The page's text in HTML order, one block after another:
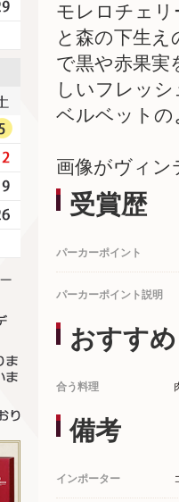
モレロチェ
と森の下生
で黒や赤果実
しいフレッ
ベルベットの
画像がヴィン
受賞歴
パーカーポイント
パーカーポイント説明
おすすめ
合う料理
備考
インポーター